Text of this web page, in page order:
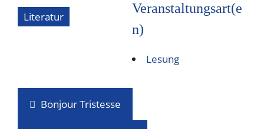
Literatur
Veranstaltungsart(e
n)
Lesung
Bonjour Tristesse